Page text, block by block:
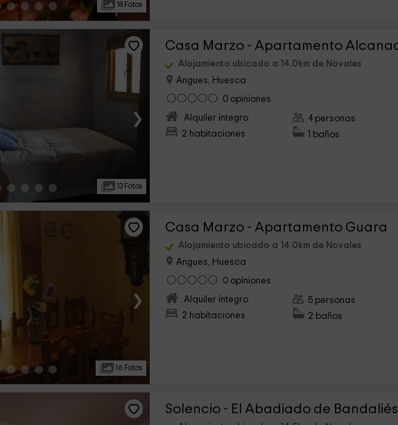
18 Fotos
›
13 Fotos
Alojamiento ubicado a 14.0km de Novales
Angues, Huesca
0 opiniones
Alquiler íntegro
2 habitaciones
4 personas
1 baños
›
16 Fotos
Casa Marzo - Apartamento Guara
Alojamiento ubicado a 14.0km de Novales
Angues, Huesca
0 opiniones
Alquiler íntegro
2 habitaciones
5 personas
2 baños
Solencio - El Abadiado de Bandaliés